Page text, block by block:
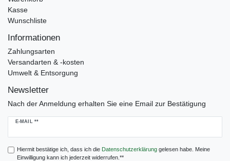
Kasse
Wunschliste
Informationen
Zahlungsarten
Versandarten & -kosten
Umwelt & Entsorgung
Newsletter
Nach der Anmeldung erhalten Sie eine Email zur Bestätigung
E-MAIL **
Newsletter
Hiermit bestätige ich, dass ich die Daten­schutz­erklärunggelesen habe. Meine
Einwilligung kann ich jederzeit widerrufen.**